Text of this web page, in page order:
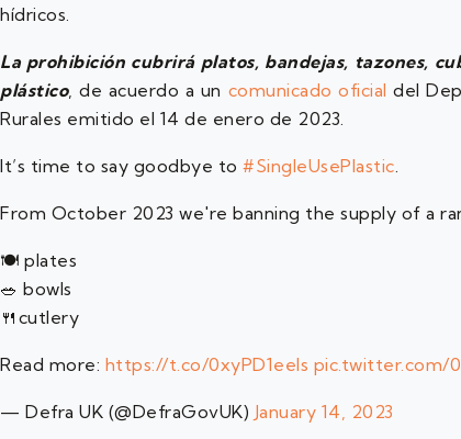
hídricos.
La prohibición cubrirá platos, bandejas, tazones,
plástico, de acuerdo a un comunicado oficial del
Rurales emitido el 14 de enero de 2023.
It’s time to say goodbye to #SingleUsePlastic
From October 2023 we're banning the supply of a
🍽️ plates
🥗 bowls
🍴cutlery
Read more: https://t.co/0xyPD1eeIs pic.twitter.com/
— Defra UK (@DefraGovUK) January 14, 2023